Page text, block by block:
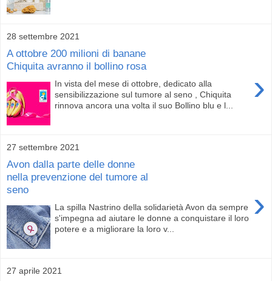
28 settembre 2021
A ottobre 200 milioni di banane
Chiquita avranno il bollino rosa
›
In vista del mese di ottobre, dedicato alla
sensibilizzazione sul tumore al seno , Chiquita
rinnova ancora una volta il suo Bollino blu e l...
27 settembre 2021
Avon dalla parte delle donne
nella prevenzione del tumore al
seno
›
La spilla Nastrino della solidarietà Avon da sempre
s'impegna ad aiutare le donne a conquistare il loro
potere e a migliorare la loro v...
27 aprile 2021